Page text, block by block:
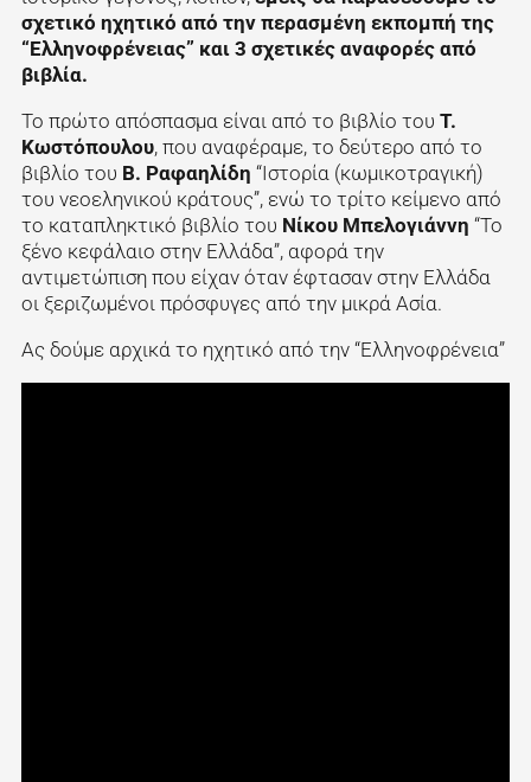
σχετικό ηχητικό από την περασμένη εκπομπή της
“Ελληνοφρένειας” και 3 σχετικές αναφορές από
βιβλία.
Το πρώτο απόσπασμα είναι από το βιβλίο του Τ.
Κωστόπουλου, που αναφέραμε, το δεύτερο από το
βιβλίο του Β. Ραφαηλίδη “Ιστορία (κωμικοτραγική)
του νεοεληνικού κράτους”, ενώ το τρίτο κείμενο από
το καταπληκτικό βιβλίο του Νίκου Μπελογιάννη “Το
ξένο κεφάλαιο στην Ελλάδα”, αφορά την
αντιμετώπιση που είχαν όταν έφτασαν στην Ελλάδα
οι ξεριζωμένοι πρόσφυγες από την μικρά Ασία.
Ας δούμε αρχικά το ηχητικό από την “Ελληνοφρένεια”